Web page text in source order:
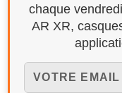
chaque
AR XR,